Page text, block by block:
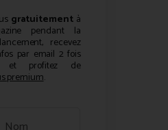
gratuitementà
pendant la
recevez
par email 2 fois
et profitez de
premium.